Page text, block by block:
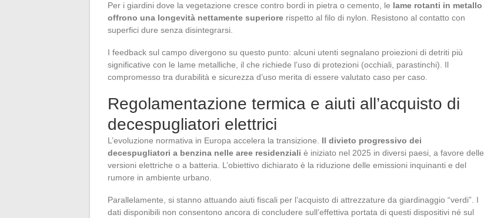
Per i giardini dove la vegetazione cresce contro bordi in pietra o cemento, le lame rotanti in metallo
offrono una longevità nettamente superiore rispetto al filo di nylon. Resistono al contatto con
superfici dure senza disintegrarsi.
I feedback sul campo divergono su questo punto: alcuni utenti segnalano proiezioni di detriti più
significative con le lame metalliche, il che richiede l’uso di protezioni (occhiali, parastinchi). Il
compromesso tra durabilità e sicurezza d’uso merita di essere valutato caso per caso.
Regolamentazione termica e aiuti all’acquisto di
decespugliatori elettrici
L’evoluzione normativa in Europa accelera la transizione. Il divieto progressivo dei
decespugliatori a benzina nelle aree residenziali è iniziato nel 2025 in diversi paesi, a favore delle
versioni elettriche o a batteria. L’obiettivo dichiarato è la riduzione delle emissioni inquinanti e del
rumore in ambiente urbano.
Parallelamente, si stanno attuando aiuti fiscali per l’acquisto di attrezzature da giardinaggio “verdi”. I
dati disponibili non consentono ancora di concludere sull’effettiva portata di questi dispositivi né sul